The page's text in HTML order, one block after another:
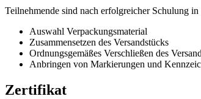
Teilnehmende sind nach erfolgreicher Schulung
Auswahl Verpackungsmaterial
Zusammensetzen des Versandstücks
Ordnungsgemäßes Verschließen des
Anbringen von Markierungen und
Zertifikat